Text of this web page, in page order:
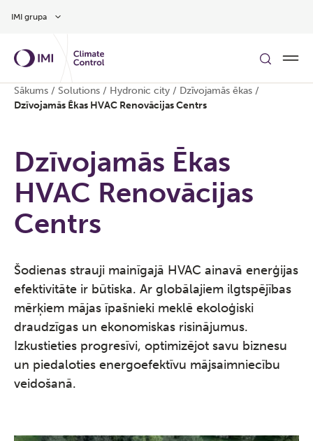
IMI grupa
Sākums / Solutions / Hydronic city / Dzīvojamās ēkas /
Dzīvojamās Ēkas HVAC Renovācijas Centrs
Dzīvojamās Ēkas
HVAC Renovācijas
Centrs
Šodienas strauji mainīgajā HVAC ainavā enerģijas
efektivitāte ir būtiska. Ar globālajiem ilgtspējības
mērķiem mājas īpašnieki meklē ekoloģiski
draudzīgas un ekonomiskas risinājumus.
Izkustieties progresīvi, optimizējot savu biznesu
un piedaloties energoefektīvu mājsaimniecību
veidošanā.